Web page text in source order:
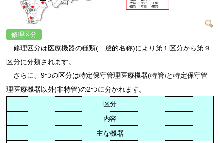
修理区分
修理区分は医療機器の種類(一般的名称)により第１区分から第９
区分に分類されます。
さらに、9つの区分は特定保守管理医療機器(特管)と特定保守管
理医療機器以外(非特管)の2つに分かれます。
区分
内容
主な機器